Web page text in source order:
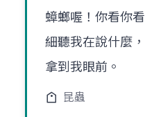
蟑螂喔！你看你
細聽我在說什麼
拿到我眼前。
昆蟲